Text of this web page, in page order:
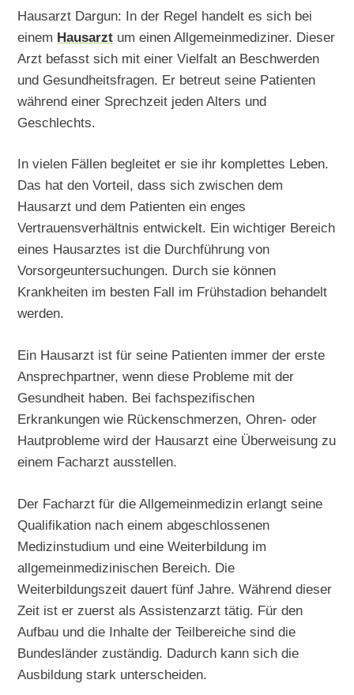
Hausarzt Dargun: In der Regel handelt es sich bei
einem Hausarzt um einen Allgemeinmediziner. Dieser
Arzt befasst sich mit einer Vielfalt an Beschwerden
und Gesundheitsfragen. Er betreut seine Patienten
während einer Sprechzeit jeden Alters und
Geschlechts.
In vielen Fällen begleitet er sie ihr komplettes Leben.
Das hat den Vorteil, dass sich zwischen dem
Hausarzt und dem Patienten ein enges
Vertrauensverhältnis entwickelt. Ein wichtiger Bereich
eines Hausarztes ist die Durchführung von
Vorsorgeuntersuchungen. Durch sie können
Krankheiten im besten Fall im Frühstadion behandelt
werden.
Ein Hausarzt ist für seine Patienten immer der erste
Ansprechpartner, wenn diese Probleme mit der
Gesundheit haben. Bei fachspezifischen
Erkrankungen wie Rückenschmerzen, Ohren- oder
Hautprobleme wird der Hausarzt eine Überweisung zu
einem Facharzt ausstellen.
Der Facharzt für die Allgemeinmedizin erlangt seine
Qualifikation nach einem abgeschlossenen
Medizinstudium und eine Weiterbildung im
allgemeinmedizinischen Bereich. Die
Weiterbildungszeit dauert fünf Jahre. Während dieser
Zeit ist er zuerst als Assistenzarzt tätig. Für den
Aufbau und die Inhalte der Teilbereiche sind die
Bundesländer zuständig. Dadurch kann sich die
Ausbildung stark unterscheiden.